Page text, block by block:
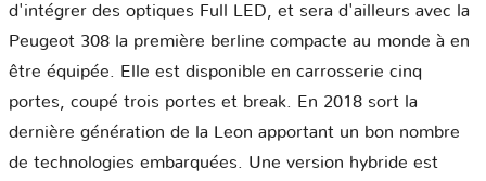
d'intégrer des optiques Full LED, et sera d'ailleurs avec la
Peugeot 308 la première berline compacte au monde à en
être équipée. Elle est disponible en carrosserie cinq
portes, coupé trois portes et break. En 2018 sort la
dernière génération de la Leon apportant un bon nombre
de technologies embarquées. Une version hybride est